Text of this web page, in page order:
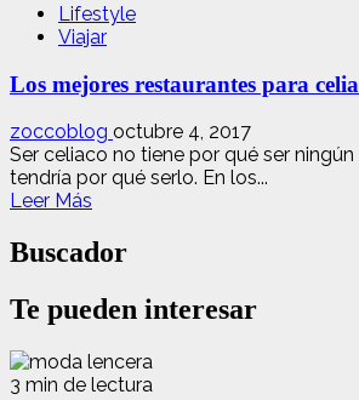
Lifestyle
Viajar
Los mejores restaurantes para
zoccoblog octubre 4, 2017
Ser celiaco no tiene por qué ser
tendría por qué serlo. En los...
Leer Más
acerca
de
mejores
para
celiacos
Buscador
Te pueden interesar
3 min de lectura